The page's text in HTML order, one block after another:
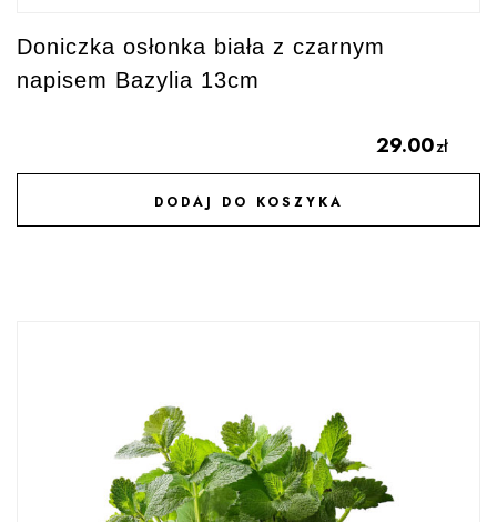
Doniczka osłonka biała z czarnym
napisem Bazylia 13cm
29.00zł
DODAJ DO KOSZYKA
DODAJ DO ULUBIONYCH